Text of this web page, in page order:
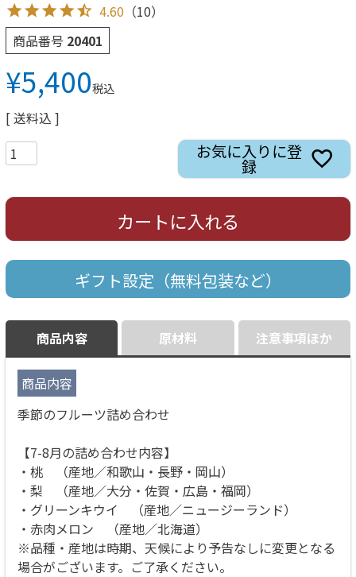
4.60 （10）
商品番号 20401
¥5,400税込
送料込
お気に入りに登
録
カートに入れる
ギフト設定（無料包装など）
商品内容
商品内容
季節のフルーツ詰め合わせ
【7-8月の詰め合わせ内容】
・桃 （産地／和歌山・長野・岡山）
・梨 （産地／大分・佐賀・広島・福岡）
・グリーンキウイ （産地／ニュージーランド）
・赤肉メロン （産地／北海道）
※品種・産地は時期、天候により予告なしに変更となる
場合がございます。ご了承ください。
原材料 注意事項ほか